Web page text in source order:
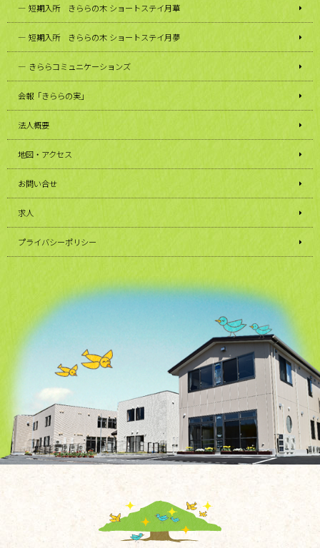
短期入所 きららの木 ショートステイ月華
短期入所 きららの木 ショートステイ月夢
きららコミュニケーションズ
会報「きららの実」
法人概要
地図・アクセス
お問い合せ
求人
プライバシーポリシー